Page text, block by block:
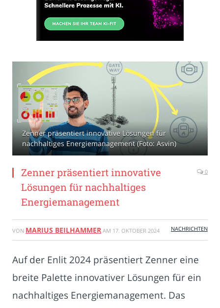
Zenner präsentiert innovative Lösungen für
nachhaltiges Energiemanagement (Foto: Asvin)
Zenner präsentiert innovative
Lösungen für nachhaltiges
Energiemanagement
0
VON MARIUS BEILHAMMER AM 17. OKTOBER 2024 NACHRICHTEN
Auf der Enlit 2024 präsentiert Zenner eine
breite Palette innovativer Lösungen für ein
nachhaltiges Energiemanagement. Das